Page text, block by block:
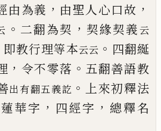
由為義 ， 由聖人心口故 ，
。 二翻為契 ， 契緣契義云
即教行理等本云云 。 四翻綖
， 令不零落 。 五翻善語教
出有翻五義訖 。 上來初釋法
華字 ， 四經字 ， 總釋名